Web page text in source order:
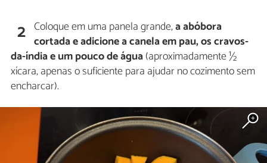
2 Coloque em uma panela grande,a abóbora
cortada e adicione a canela em pau, os cravos-
da-índia e um pouco de água(aproximadamente ½
xícara, apenas o suficiente para ajudar no cozimento sem
encharcar).